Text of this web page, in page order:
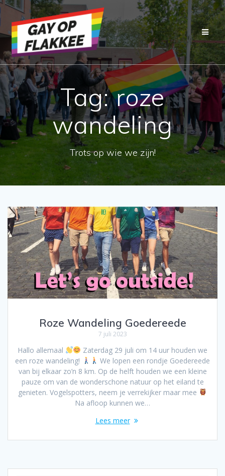
de
inhoud
Tag:roze
wandeling
Trots op wie we zijn!
Roze Wandeling Goedereede
7 juli 2023
Hallo allemaal
Zaterdag 29 juli om 14 uur houden we
een roze wandeling!
We lopen een rondje Goedereede
van bij elkaar zo’n 8 km. Op de helft houden we een kleine
pauze om van de wonderschone natuur op het eiland te
genieten. Vogelspotters, neem je verrekijker maar mee
Na afloop kunnen we…
Lees meer